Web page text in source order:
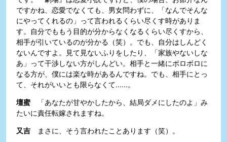
ですかね、恋愛でなくても、男女問わずに、「なんでそんな
にやってくれるの」って言われるくらい尽くす時がありま
す。自分でももう目的が分からなくなるくらい尽くすから、
相手が引いているのが分かる（笑）。でも、自分はしんどく
ないんですよ。見て見ないふりをしたり、「家族やないしな
あ」って干渉しない方がしんどい。相手と一緒にボロボロに
なる方が、僕には楽な時があるんですね。でも、相手にとっ
て、それがいいとも限らなくて......。
壇蜜 「あなたが甘やかしたから、結局ダメにしたのよ」み
たいに責任転嫁されますね。
又吉 まさに、そう言われたことあります（笑）。